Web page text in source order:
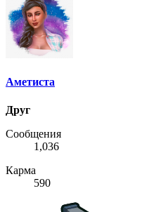
Аметиста
Друг
Сообщения
1,036
Карма
590